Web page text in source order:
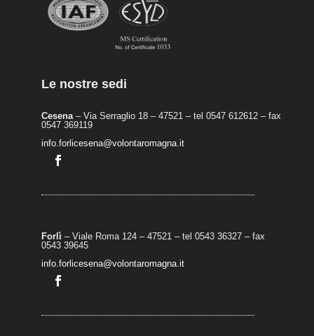
Le nostre sedi
Cesena– Via Serraglio 18 – 47521 – tel 0547 612612 – fax
0547 369119
info.forlicesena@volontaromagna.it
Forlì – Viale Roma 124 – 47521 – tel 0543 36327 – fax
0543 39645
info.forlicesena@volontaromagna.it